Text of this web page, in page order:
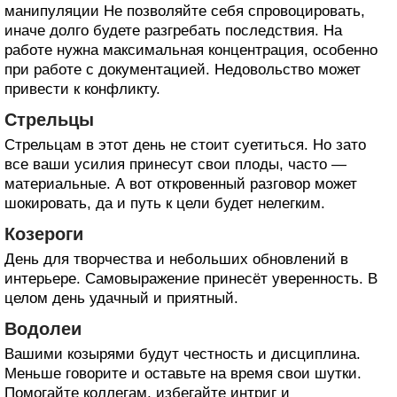
манипуляции Не позволяйте себя спровоцировать,
иначе долго будете разгребать последствия. На
работе нужна максимальная концентрация, особенно
при работе с документацией. Недовольство может
привести к конфликту.
Стрельцы
Стрельцам в этот день не стоит суетиться. Но зато
все ваши усилия принесут свои плоды, часто —
материальные. А вот откровенный разговор может
шокировать, да и путь к цели будет нелегким.
Козероги
День для творчества и небольших обновлений в
интерьере. Самовыражение принесёт уверенность. В
целом день удачный и приятный.
Водолеи
Вашими козырями будут честность и дисциплина.
Меньше говорите и оставьте на время свои шутки.
Помогайте коллегам, избегайте интриг и